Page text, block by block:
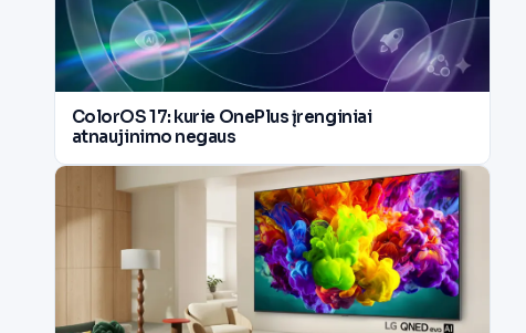
ColorOS 17: kurie OnePlus įrenginiai
atnaujinimo negaus